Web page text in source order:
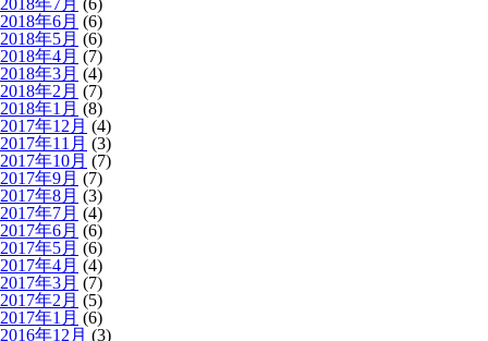
2018年7月 (6)
2018年6月 (6)
2018年5月 (6)
2018年4月 (7)
2018年3月 (4)
2018年2月 (7)
2018年1月 (8)
2017年12月 (4)
2017年11月 (3)
2017年10月 (7)
2017年9月 (7)
2017年8月 (3)
2017年7月 (4)
2017年6月 (6)
2017年5月 (6)
2017年4月 (4)
2017年3月 (7)
2017年2月 (5)
2017年1月 (6)
2016年12月 (3)